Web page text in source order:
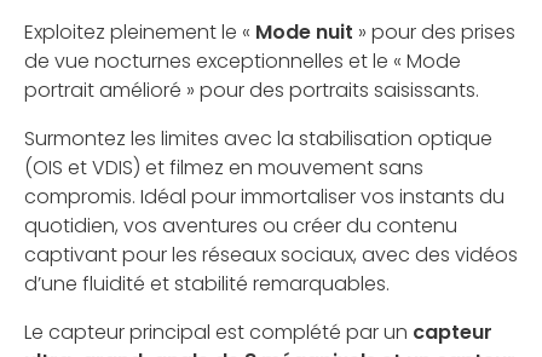
Exploitez pleinement le « Mode nuit » pour des prises
de vue nocturnes exceptionnelles et le « Mode
portrait amélioré » pour des portraits saisissants.
Surmontez les limites avec la stabilisation optique
(OIS et VDIS) et filmez en mouvement sans
compromis. Idéal pour immortaliser vos instants du
quotidien, vos aventures ou créer du contenu
captivant pour les réseaux sociaux, avec des vidéos
d’une fluidité et stabilité remarquables.
Le capteur principal est complété par un capteur